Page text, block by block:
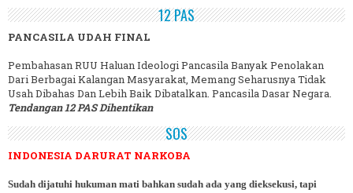
12 PAS
PANCASILA UDAH FINAL
Pembahasan RUU Haluan Ideologi Pancasila Banyak Penolakan
Dari Berbagai Kalangan Masyarakat, Memang Seharusnya Tidak
Usah Dibahas Dan Lebih Baik Dibatalkan. Pancasila Dasar Negara.
Tendangan 12 PAS Dihentikan
SOS
INDONESIA DARURAT NARKOBA
Sudah dijatuhi hukuman mati bahkan sudah ada yang dieksekusi, tapi